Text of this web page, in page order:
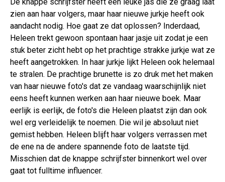
zien aan haar volgers, maar haar nieuwe jurkje heeft ook
aandacht nodig. Hoe gaat ze dat oplossen? Inderdaad,
Heleen trekt gewoon spontaan haar jasje uit zodat je een
stuk beter zicht hebt op het prachtige strakke jurkje wat ze
heeft aangetrokken. In haar jurkje lijkt Heleen ook helemaal
te stralen. De prachtige brunette is zo druk met het maken
van haar nieuwe foto's dat ze vandaag waarschijnlijk niet
eens heeft kunnen werken aan haar nieuwe boek. Maar
eerlijk is eerlijk, de foto's die Heleen plaatst zijn dan ook
wel erg verleidelijk te noemen. Die wil je absoluut niet
gemist hebben. Heleen blijft haar volgers verrassen met
de ene na de andere spannende foto de laatste tijd.
Misschien dat de knappe schrijfster binnenkort wel over
gaat tot fulltime influencer.